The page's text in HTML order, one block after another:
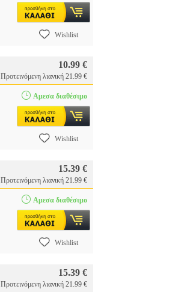
Wishlist
10.99 €
Προτεινόμενη λιανική 21.99 €
Αμεσα διαθέσιμο
Wishlist
15.39 €
Προτεινόμενη λιανική 21.99 €
Αμεσα διαθέσιμο
Wishlist
15.39 €
Προτεινόμενη λιανική 21.99 €